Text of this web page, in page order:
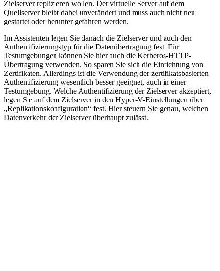
Zielserver replizieren wollen. Der virtuelle Server auf dem
Quellserver bleibt dabei unverändert und muss auch nicht neu
gestartet oder herunter gefahren werden.
Im Assistenten legen Sie danach die Zielserver und auch den
Authentifizierungstyp für die Datenübertragung fest. Für
Testumgebungen können Sie hier auch die Kerberos-HTTP-
Übertragung verwenden. So sparen Sie sich die Einrichtung von
Zertifikaten. Allerdings ist die Verwendung der zertifikatsbasierten
Authentifizierung wesentlich besser geeignet, auch in einer
Testumgebung. Welche Authentifizierung der Zielserver akzeptiert,
legen Sie auf dem Zielserver in den Hyper-V-Einstellungen über
„Replikationskonfiguration“ fest. Hier steuern Sie genau, welchen
Datenverkehr der Zielserver überhaupt zulässt.